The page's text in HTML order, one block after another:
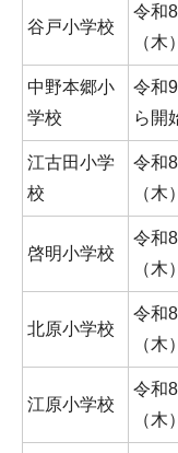
谷戸小学校
令和
（木）
中野本郷小
学校
令和
ら開
江古田小学
校
令和
（木）
啓明小学校
令和
（木）
北原小学校
令和
（木）
江原小学校
令和
（木）